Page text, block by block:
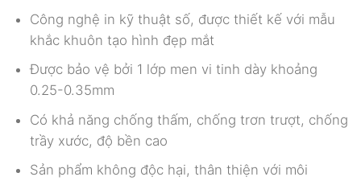
Công nghệ in kỹ thuật số, được thiết kế với mẫu
khắc khuôn tạo hình đẹp mắt
Được bảo vệ bởi 1 lớp men vi tinh dày khoảng
0.25-0.35mm
Có khả năng chống thấm, chống trơn trượt, chống
trầy xước, độ bền cao
Sản phẩm không độc hại, thân thiện với môi